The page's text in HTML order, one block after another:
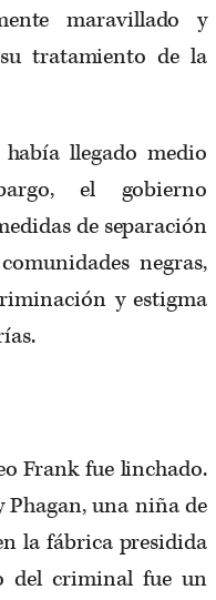
maravillado y
tratamiento de la
llegado medio
el gobierno
de separación
negras,
y estigma
Frank fue linchado.
una niña de
la fábrica presidida
del criminal fue un